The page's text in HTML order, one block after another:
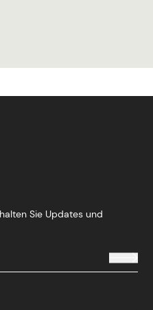
Sie Updates und